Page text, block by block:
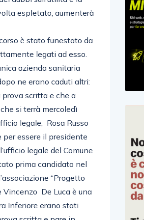
espletato, aumenterà
è stato funestato da
legati ad esso.
azienda sanitaria
ne erano caduti altri:
scritta e che a
si terrà mercoledì
legale, Rosa Russo
essere il presidente
legale del Comune
prima candidato nel
“Progetto
Vincenzo De Luca è una
Inferiore erano stati